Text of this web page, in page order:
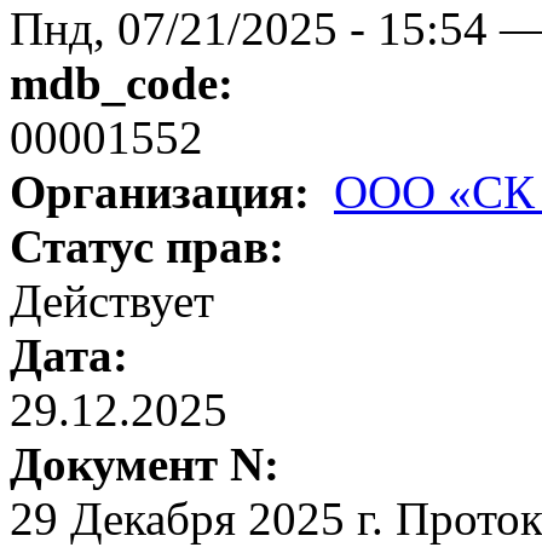
Пнд, 07/21/2025 - 15:54
mdb_code:
00001552
Организация: ООО
Статус прав:
Действует
Дата:
29.12.2025
Документ N:
29 Декабря 2025 г.